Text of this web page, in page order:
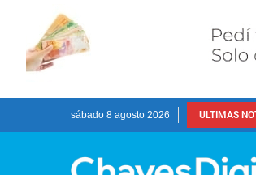
sábado 8 agosto 2026 ULTIMAS